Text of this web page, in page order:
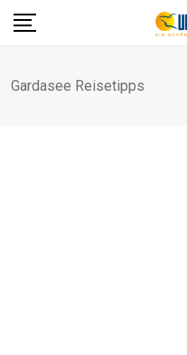
Skip
Gardasee Reisetipps